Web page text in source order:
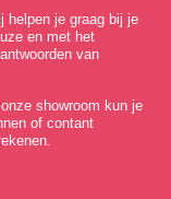
helpen je graag bij je
en met het
van
onze showroom kun je
of contant